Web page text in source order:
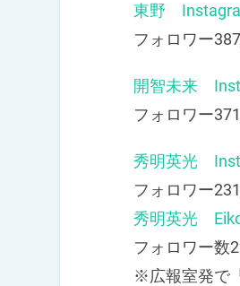
東野
フォロワー
開智未来
フォロワー
秀明英光
フォロワー
秀明英光
フォロワー数
※広報室発で